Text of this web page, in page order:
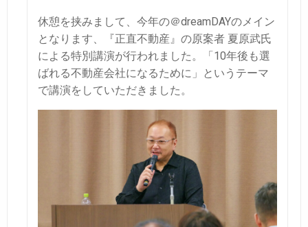
休憩を挟みまして、今年の＠dreamDAYのメイン
となります、
『正直不動産』の原案者 夏原武氏
による特別講演が行われました。
「10年後も選
ばれる不動産会社になるために」というテーマ
で講演をしていただきました。